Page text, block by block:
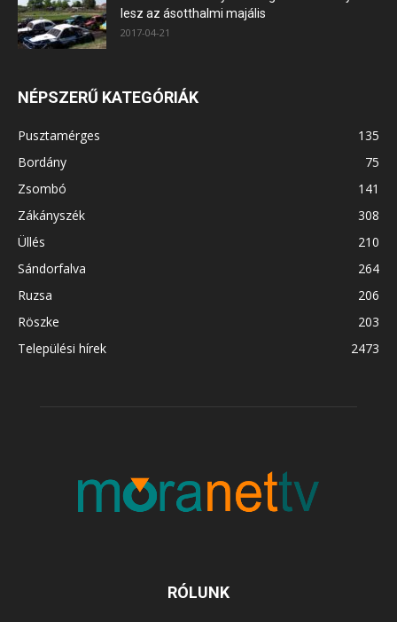
lesz az ásotthalmi majális
2017-04-21
NÉPSZERŰ KATEGÓRIÁK
Pusztamérges
135
Bordány
75
Zsombó
141
Zákányszék
308
Üllés
210
Sándorfalva
264
Ruzsa
206
Röszke
203
Települési hírek
2473
RÓLUNK